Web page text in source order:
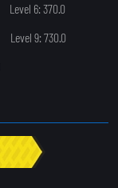
Level 6: 370.0
Level 9: 730.0